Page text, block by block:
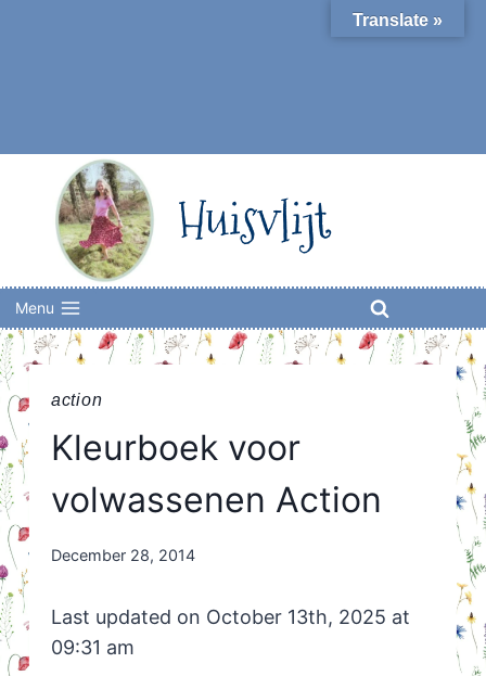
Huisvlijt
Menu
action
Kleurboek voor
volwassenen Action
By
December 28, 2014
Last updated on October 13th, 2025 at
09:31 am
Translate »